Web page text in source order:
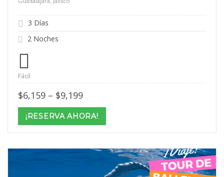
3 Días
2 Noches
Fácil
$6,159 – $9,199Price
$6,159
through
$9,199
¡RESERVA AHORA!